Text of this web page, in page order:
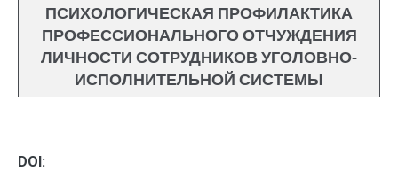
ПСИХОЛОГИЧЕСКАЯ ПРОФИЛАКТИКА
ПРОФЕССИОНАЛЬНОГО ОТЧУЖДЕНИЯ
ЛИЧНОСТИ СОТРУДНИКОВ УГОЛОВНО-
ИСПОЛНИТЕЛЬНОЙ СИСТЕМЫ
DOI: